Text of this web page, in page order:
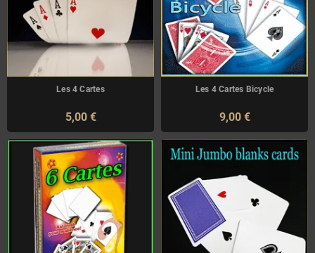
Les 4 Cartes
5,00 €
Les 4 Cartes Bicycle
9,00 €